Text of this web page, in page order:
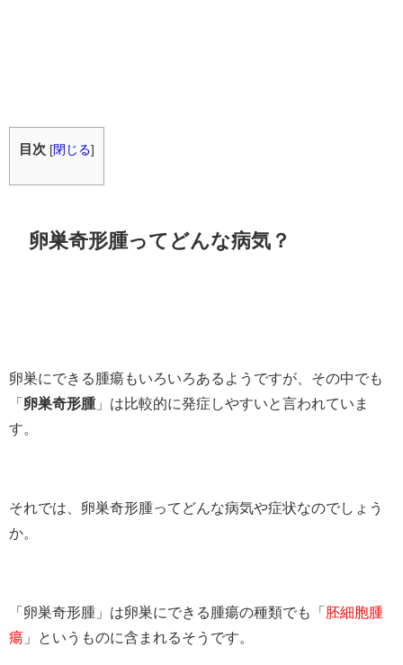
目次 [閉じる]
卵巣奇形腫ってどんな病気？
卵巣にできる腫瘍もいろいろあるようですが、その中でも
「卵巣奇形腫」は比較的に発症しやすいと言われていま
す。
それでは、卵巣奇形腫ってどんな病気や症状なのでしょう
か。
「卵巣奇形腫」は卵巣にできる腫瘍の種類でも「胚細胞腫
瘍 」というものに含まれるそうです。